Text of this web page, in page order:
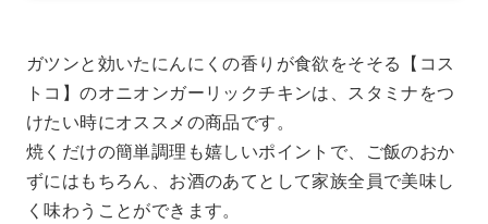
ガツンと効いたにんにくの香りが食欲をそそる【コス
トコ】のオニオンガーリックチキンは、スタミナをつ
けたい時にオススメの商品です。
焼くだけの簡単調理も嬉しいポイントで、ご飯のおか
ずにはもちろん、お酒のあてとして家族全員で美味し
く味わうことができます。